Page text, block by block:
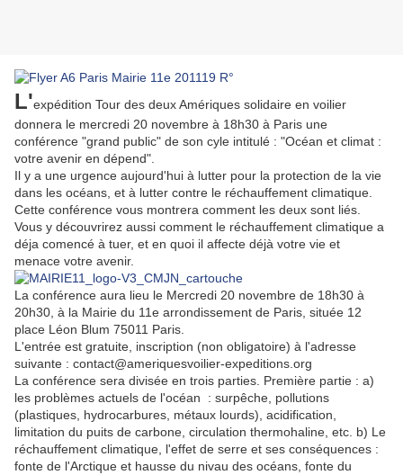
L'expédition Tour des deux Amériques solidaire en voilier
donnera le mercredi 20 novembre à 18h30 à Paris une
conférence "grand public" de son cyle intitulé : "Océan et climat :
votre avenir en dépend".
Il y a une urgence aujourd'hui à lutter pour la protection de la vie
dans les océans, et à lutter contre le réchauffement climatique.
Cette conférence vous montrera comment les deux sont liés.
Vous y découvrirez aussi comment le réchauffement climatique a
déja comencé à tuer, et en quoi il affecte déjà votre vie et
menace votre avenir.
La conférence aura lieu le Mercredi 20 novembre de 18h30 à
20h30, à la Mairie du 11e arrondissement de Paris, située 12
place Léon Blum 75011 Paris.
L'entrée est gratuite, inscription (non obligatoire) à l'adresse
suivante : contact@ameriquesvoilier-expeditions.org
La conférence sera divisée en trois parties. Première partie : a)
les problèmes actuels de l'océan : surpêche, pollutions
(plastiques, hydrocarbures, métaux lourds), acidification,
limitation du puits de carbone, circulation thermohaline, etc. b) Le
réchauffement climatique, l'effet de serre et ses conséquences :
fonte de l'Arctique et hausse du nivau des océans, fonte du